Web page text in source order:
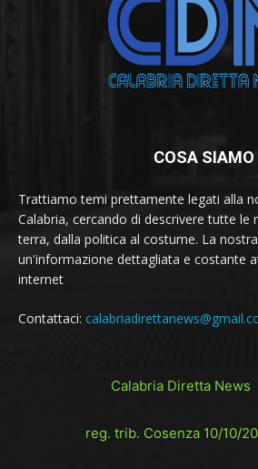
COSA SIAMO
Trattiamo temi prettamente legati alla
Calabria, cercando di descrivere tutte le
terra, dalla politica al costume. La
un'informazione dettagliata e costante
internet
Contattaci:
Calabria Diretta News
reg. trib. Cosenza 10/10/